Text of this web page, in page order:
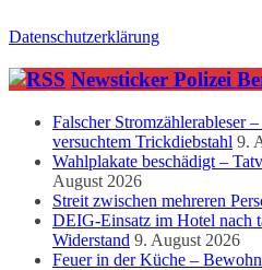
Datenschutzerklärung
Newsticker Polizei
Falscher Stromzählerableser
versuchtem Trickdiebstahl 9.
Wahlplakate beschädigt –
August 2026
Streit zwischen mehreren
DEIG-Einsatz im Hotel nach
Widerstand 9. August 2026
Feuer in der Küche –